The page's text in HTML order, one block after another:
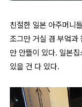
친절한 일본 아주머니
조그만 거실 겸 부엌과
만 안뜰이 있다. 일본
있을 건 다 있다.